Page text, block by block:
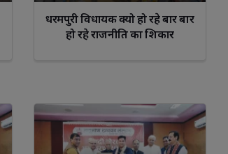
धरमपुरी विधायक क्यो हो रहे बार बार
हो रहे राजनीति का शिकार